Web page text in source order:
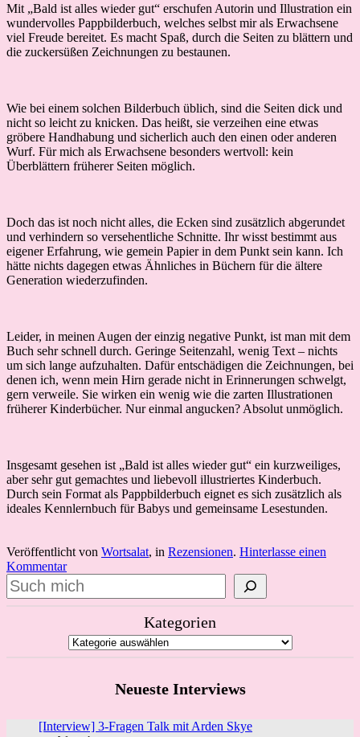
Mit „Bald ist alles wieder gut“ erschufen Autorin und Illustration ein
wundervolles Pappbilderbuch, welches selbst mir als Erwachsene
viel Freude bereitet. Es macht Spaß, durch die Seiten zu blättern und
die zuckersüßen Zeichnungen zu bestaunen.
Wie bei einem solchen Bilderbuch üblich, sind die Seiten dick und
nicht so leicht zu knicken. Das heißt, sie verzeihen eine etwas
gröbere Handhabung und sicherlich auch den einen oder anderen
Wurf. Für mich als Erwachsene besonders wertvoll: kein
Überblättern früherer Seiten möglich.
Doch das ist noch nicht alles, die Ecken sind zusätzlich abgerundet
und verhindern so versehentliche Schnitte. Ihr wisst bestimmt aus
eigener Erfahrung, wie gemein Papier in dem Punkt sein kann. Ich
hätte nichts dagegen etwas Ähnliches in Büchern für die ältere
Generation wiederzufinden.
Leider, in meinen Augen der einzig negative Punkt, ist man mit dem
Buch sehr schnell durch. Geringe Seitenzahl, wenig Text – nichts
um sich lange aufzuhalten. Dafür entschädigen die Zeichnungen, bei
denen ich, wenn mein Hirn gerade nicht in Erinnerungen schwelgt,
gern verweile. Sie wirken ein wenig wie die zarten Illustrationen
früherer Kinderbücher. Nur einmal angucken? Absolut unmöglich.
Insgesamt gesehen ist „Bald ist alles wieder gut“ ein kurzweiliges,
aber sehr gut gemachtes und liebevoll illustriertes Kinderbuch.
Durch sein Format als Pappbilderbuch eignet es sich zusätzlich als
ideales Kennlernbuch für Babys und gemeinsame Lesestunden.
Veröffentlicht von Wortsalat, in Rezensionen. Hinterlasse einen
Kommentar
Suchen
Kategorien
Neueste Interviews
[Interview] 3-Fragen Talk mit Arden Skye